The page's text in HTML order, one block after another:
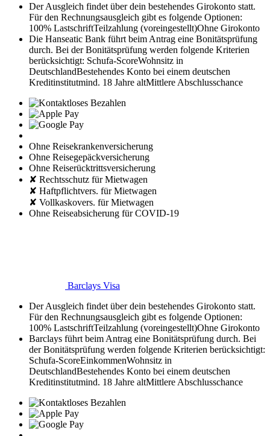
Der Ausgleich findet über dein bestehendes Girokonto statt.
Für den Rechnungsausgleich gibt es folgende Optionen:
100% LastschriftTeilzahlung (voreingestellt)Ohne Girokonto
Die Hanseatic Bank führt beim Antrag eine Bonitätsprüfung
durch. Bei der Bonitätsprüfung werden folgende Kriterien
berücksichtigt: Schufa-ScoreWohnsitz in
DeutschlandBestehendes Konto bei einem deutschen
Kreditinstitutmind. 18 Jahre altMittlere Abschlusschance
Ohne Reisekrankenversicherung
Ohne Reisegepäckversicherung
Ohne Reiserücktrittsversicherung
✘ Rechtsschutz für Mietwagen
✘ Haftpflichtvers. für Mietwagen
✘ Vollkaskovers. für Mietwagen
Ohne Reiseabsicherung für COVID-19
Barclays Visa
Der Ausgleich findet über dein bestehendes Girokonto statt.
Für den Rechnungsausgleich gibt es folgende Optionen:
100% LastschriftTeilzahlung (voreingestellt)Ohne Girokonto
Barclays führt beim Antrag eine Bonitätsprüfung durch. Bei
der Bonitätsprüfung werden folgende Kriterien berücksichtigt:
Schufa-ScoreEinkommenWohnsitz in
DeutschlandBestehendes Konto bei einem deutschen
Kreditinstitutmind. 18 Jahre altMittlere Abschlusschance